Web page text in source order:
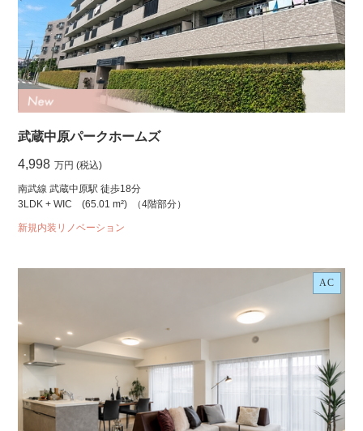
武蔵中原パークホームズ
4,998 万円 (税込)
南武線 武蔵中原駅 徒歩18分
3LDK + WIC
(65.01 m²) （4階部分）
新規内装リノベーション
AC